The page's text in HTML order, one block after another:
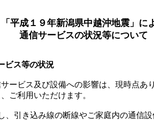
「平成１９年新潟県中越沖地震」に
通信サービスの状況等について
ビス等の状況
ービス及び設備への影響は、現時点あ
ご利用いただけます。
、引き込み線の断線やご家庭内の通信